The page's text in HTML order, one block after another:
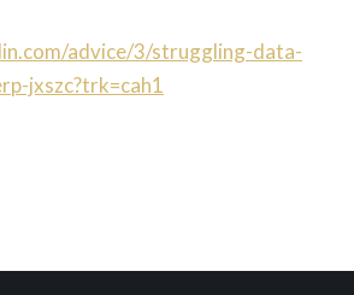
advice/3/struggling-data-
jxszc?trk=cah1